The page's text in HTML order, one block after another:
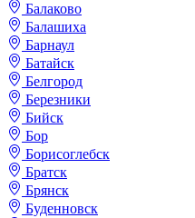
Балаково
Балашиха
Барнаул
Батайск
Белгород
Березники
Бийск
Бор
Борисоглебск
Братск
Брянск
Буденновск